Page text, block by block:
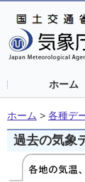
ホーム
ホーム > 各種デ
過去の気象